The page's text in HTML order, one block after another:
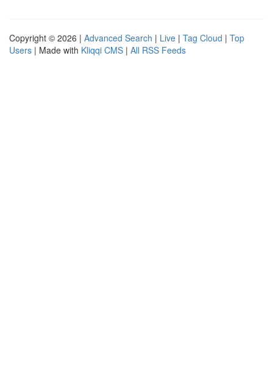
Copyright © 2026 | Advanced Search | Live | Tag Cloud | Top
Users | Made with Kliqqi CMS | All RSS Feeds